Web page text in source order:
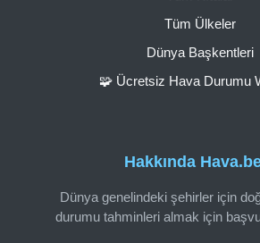
Hakkında
Dünya genelindeki şehirler için
durumu tahminleri almak için
Tüm Ülkeler
Dünya Başkentleri
🧩 Ücretsiz Hava Durumu